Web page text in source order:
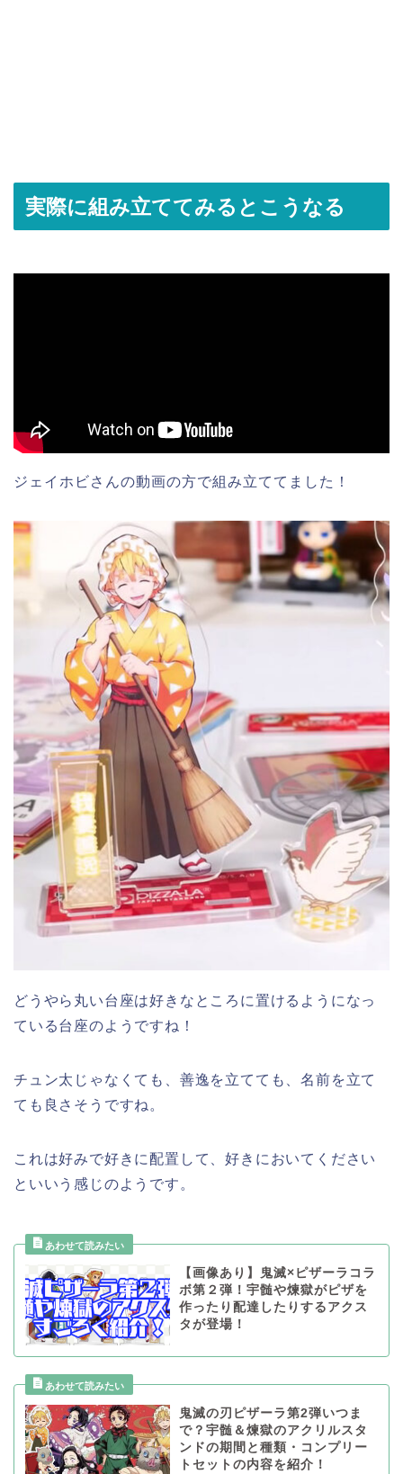
実際に組み立ててみるとこうなる
ジェイホビさんの動画の方で組み立ててました！
どうやら丸い台座は好きなところに置けるようになっ
ている台座のようですね！
チュン太じゃなくても、善逸を立てても、名前を立て
ても良さそうですね。
これは好みで好きに配置して、好きにおいてください
といいう感じのようです。
【画像あり】鬼滅×ピザーラコラ
ボ第２弾！宇髄や煉獄がピザを
作ったり配達したりするアクス
タが登場！
鬼滅の刃ピザーラ第2弾いつま
で？宇髄＆煉獄のアクリルスタ
ンドの期間と種類・コンプリー
トセットの内容を紹介！